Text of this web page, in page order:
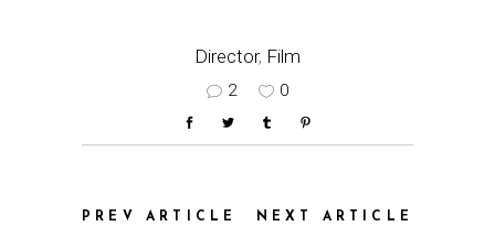
Director, Film
2 0
PREV ARTICLE NEXT ARTICLE